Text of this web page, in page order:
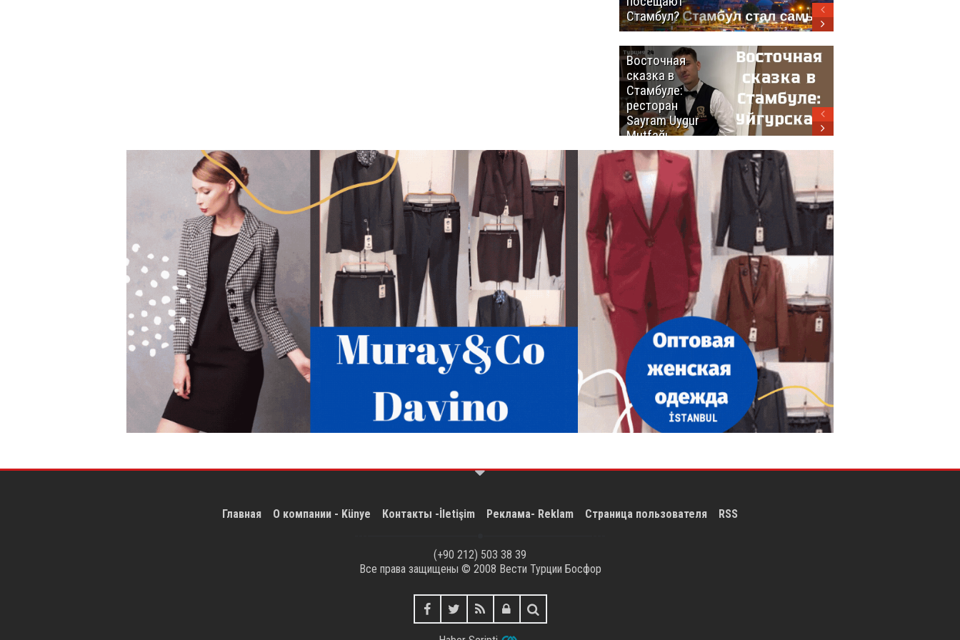
Стамбул?
Восточная
сказка в
Стамбуле:
ресторан
Sayram Uygur
Mutfağı
Главная О компании - Künye Контакты -İletişim Реклама- Reklam Страница пользователя RSS
(+90 212) 503 38 39
Все права защищены © 2008 Вести Турции Босфор